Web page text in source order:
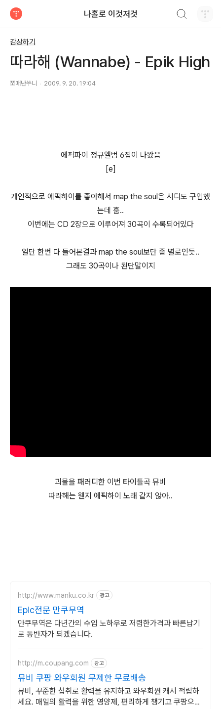
나홀로 이것저것
감상하기
따라해 (Wannabe) - Epik High
쪼매난쑤니 2009. 9. 20. 19:04
에픽파이 정규앨범 6집이 나왔음
[e]
개인적으로 에픽하이를 좋아해서 map the soul은 시디도 구입했
는데 훔..
이번에는 CD 2장으로 이루어져 30곡이 수록되어있다
일단 한번 다 들어본결과 map the soul보단 좀 별로인듯..
그래도 30곡이나 된단말이지
괴물을 패러디한 이번 타이틀곡 뮤비
따라해는 웬지 에픽하이 노래 같지 않아..
http://www.manku.co.kr 광고
Epic전문 만쿠무역
만쿠무역은 다년간의 수입 노하우로 저렴한가격과 빠른납기
로 동반자가 되겠습니다.
http://m.coupang.com 광고
뮤비 쿠팡 와우회원 무제한 무료배송
뮤비, 꾸준한 섭취로 활력을 유지하고 와우회원 캐시 적립하
세요. 매일의 활력을 위한 영양제, 편리하게 챙기고 쿠팡으로